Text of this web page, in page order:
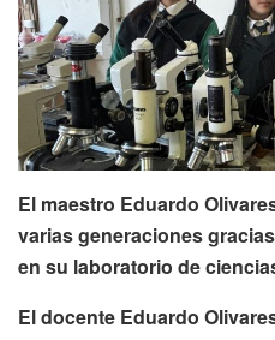
El maestro Eduardo
varias generaciones
en su laboratorio de
El docente Eduardo